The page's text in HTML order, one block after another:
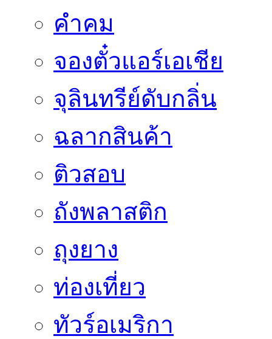
คำคม
จองตั๋วแอร์เอเชีย
จุลินทรีย์ดับกลิ่น
ฉลากสินค้า
ติวสอบ
ถังพลาสติก
ถุงยาง
ท่องเที่ยว
ทัวร์อเมริกา